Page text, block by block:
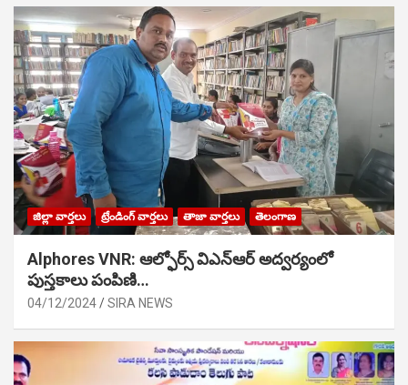
జిల్లా వార్తలు ట్రేండింగ్ వార్తలు తాజా వార్తలు తెలంగాణ
Alphores VNR: ఆల్ఫోర్స్ విఎన్ఆర్ అద్వర్యంలో
పుస్తకాలు పంపిణి…
04/12/2024 SIRA NEWS